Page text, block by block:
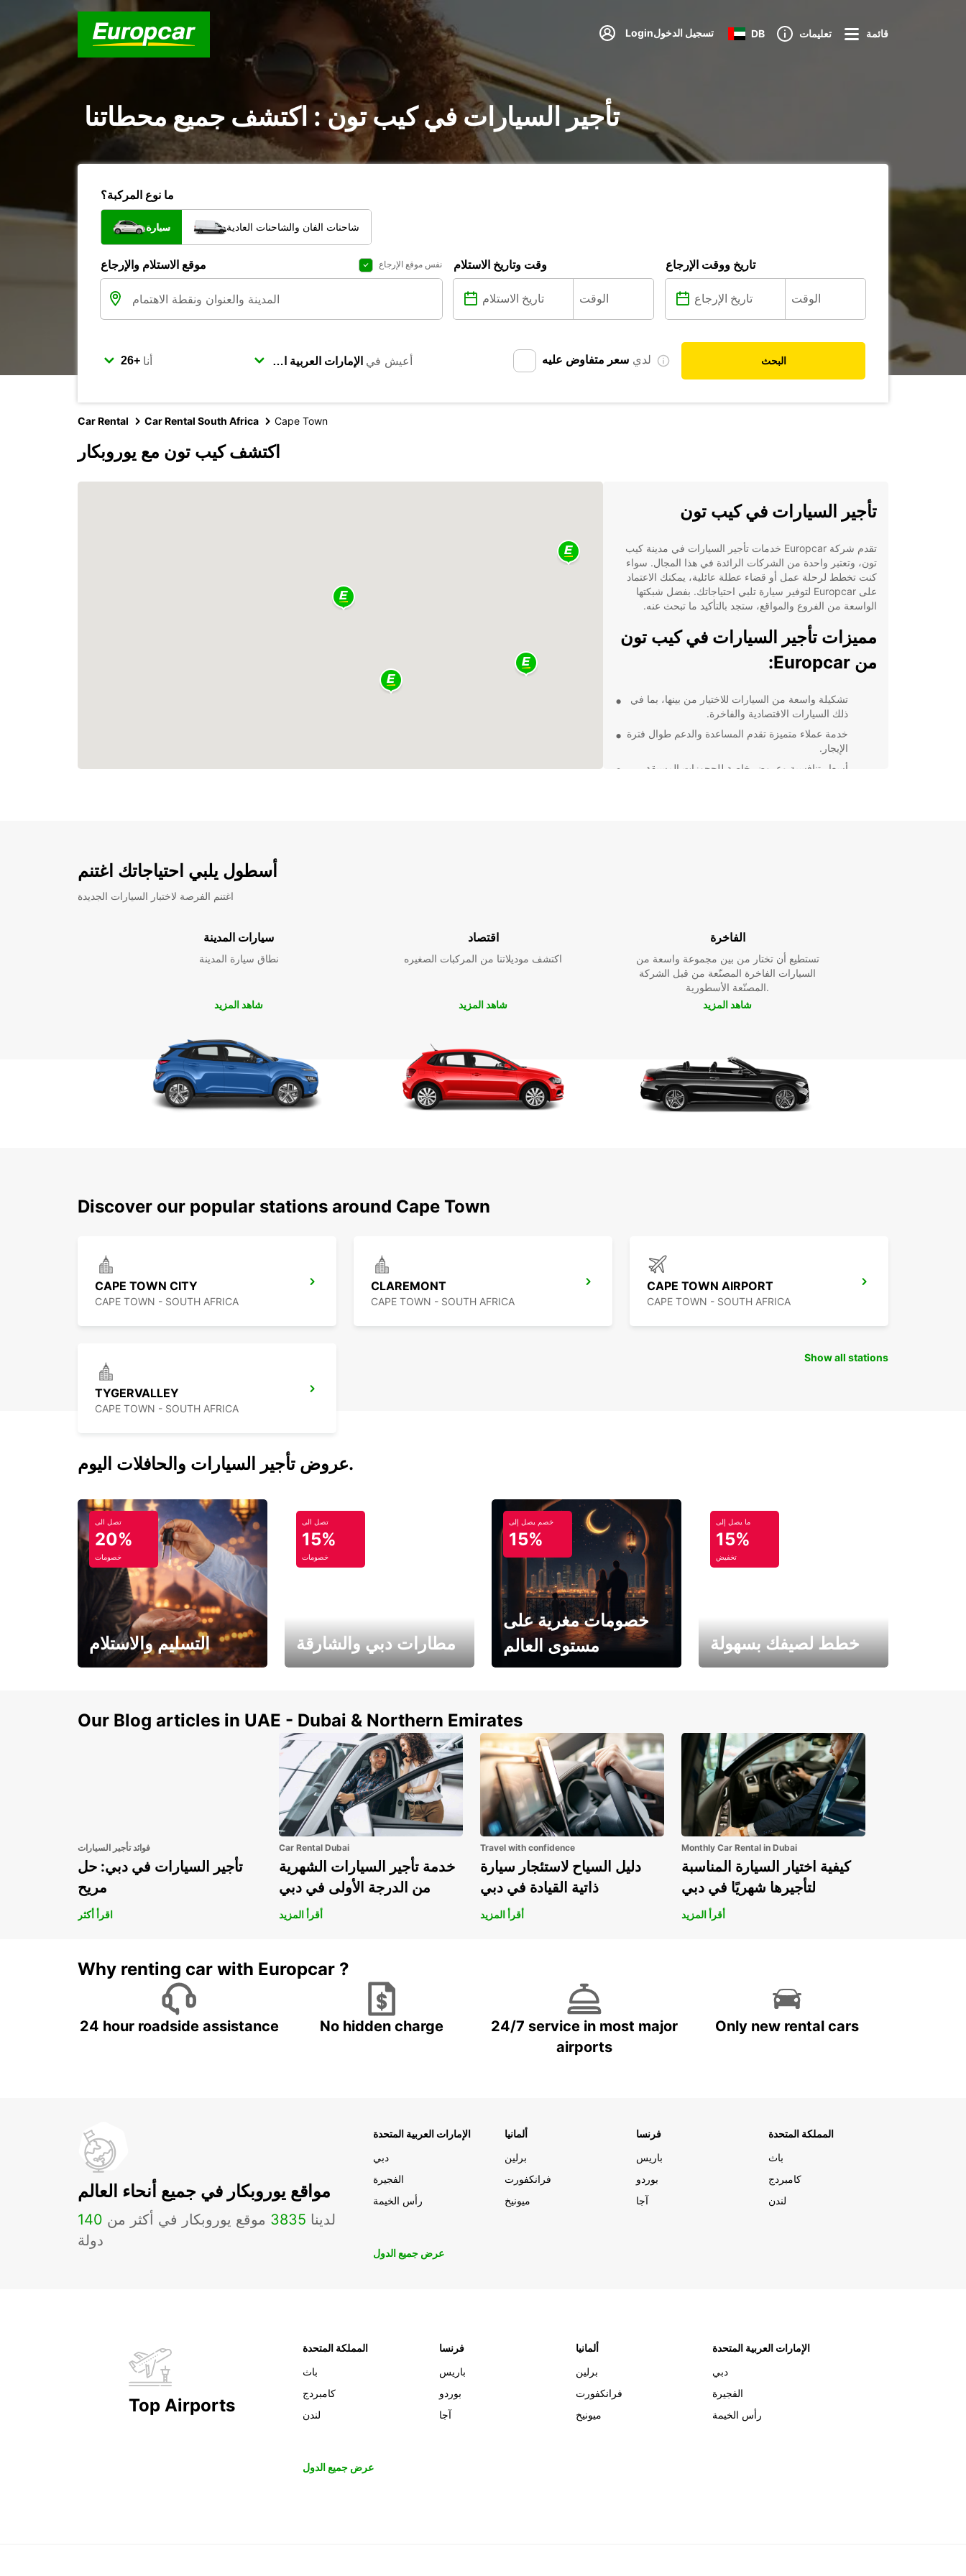
Loginتسجيل الدخول DB تعليمات قائمة
تأجير السيارات في كيب تون : اكتشف جميع محطاتنا
ما نوع المركبة؟
سيارة شاحنات الفان والشاحنات العادية
موقع الاستلام والإرجاع نفس موقع الإرجاع وقت وتاريخ الاستلام تاريخ ووقت الإرجاع
أنا أعيش في لدي سعر متفاوض عليه البحث
Car Rental Car Rental South Africa Cape Town
اكتشف كيب تون مع يوروبكار
تأجير السيارات في كيب تون
تقدم شركة Europcar خدمات تأجير السيارات في مدينة كيب
تون، وتعتبر واحدة من الشركات الرائدة في هذا المجال. سواء
كنت تخطط لرحلة عمل أو قضاء عطلة عائلية، يمكنك الاعتماد
على Europcar لتوفير سيارة تلبي احتياجاتك. بفضل شبكتها
الواسعة من الفروع والمواقع، ستجد بالتأكيد ما تبحث عنه.
مميزات تأجير السيارات في كيب تون
من Europcar:
تشكيلة واسعة من السيارات للاختيار من بينها، بما في
ذلك السيارات الاقتصادية والفاخرة.
خدمة عملاء متميزة تقدم المساعدة والدعم طوال فترة
الإيجار.
أسعار تنافسية وعروض خاصة للحجوزات المسبقة.
أسطول يلبي احتياجاتك اغتنم
اغتنم الفرصة لاختبار السيارات الجديدة
سيارات المدينة
نطاق سيارة المدينة
شاهد المزيد
اقتصاد
اكتشف موديلاتنا من المركبات الصغيره
شاهد المزيد
الفاخرة
تستطيع أن تختار من بين مجموعة واسعة من
السيارات الفاخرة المصنّعة من قبل الشركة
المصنّعة الأسطورية.
شاهد المزيد
Discover our popular stations around Cape Town
CAPE TOWN CITY
CAPE TOWN - SOUTH AFRICA
CLAREMONT
CAPE TOWN - SOUTH AFRICA
CAPE TOWN AIRPORT
CAPE TOWN - SOUTH AFRICA
TYGERVALLEY
CAPE TOWN - SOUTH AFRICA
Show all stations
عروض تأجير السيارات والحافلات اليوم.
تصل الى
20%
خصومات
التسليم والاستلام
تصل الى
15%
خصومات
مطارات دبي والشارقة
خصم يصل إلى
15%
خصومات مغرية على
مستوى العالم
ما يصل إلى
15%
تخفيض
خطط لصيفك بسهولة
Our Blog articles in UAE - Dubai & Northern Emirates
فوائد تأجير السيارات
تأجير السيارات في دبي: حل
مريح
اقرأ أكثر
Car Rental Dubai
خدمة تأجير السيارات الشهرية
من الدرجة الأولى في دبي
أقرأ المزيد
Travel with confidence
دليل السياح لاستئجار سيارة
ذاتية القيادة في دبي
أقرأ المزيد
Monthly Car Rental in Dubai
كيفية اختيار السيارة المناسبة
لتأجيرها شهريًا في دبي
أقرأ المزيد
Why renting car with Europcar ?
24 hour roadside assistance No hidden charge
24/7 service in most major
airports
Only new rental cars
مواقع يوروبكار في جميع أنحاء العالم
لدينا 3835 موقع يوروبكار في أكثر من 140
دولة
الإمارات العربية المتحدة
دبي
الفجيرة
رأس الخيمة
ألمانيا
برلين
فرانكفورت
ميونيخ
فرنسا
باريس
بوردو
آجا
المملكة المتحدة
باث
كامبردج
لندن
عرض جميع الدول
Top Airports
المملكة المتحدة
باث
كامبردج
لندن
فرنسا
باريس
بوردو
آجا
ألمانيا
برلين
فرانكفورت
ميونيخ
الإمارات العربية المتحدة
دبي
الفجيرة
رأس الخيمة
عرض جميع الدول